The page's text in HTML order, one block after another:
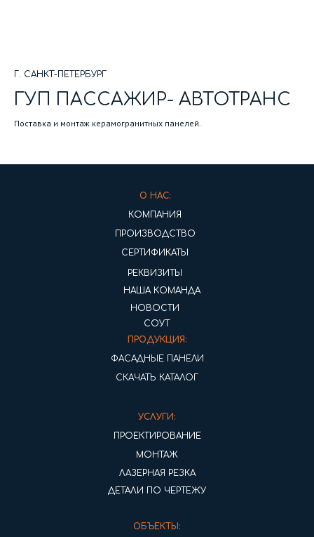
Г. САНКТ-ПЕТЕРБУРГ
ГУП ПАССАЖИР- АВТОТРАНС
Поставка и монтаж керамогранитных панелей.
ОБЪЕКТЫ:
ПРОДУКЦИЯ:
ФАСАДНЫЕ ПАНЕЛИ
СКАЧАТЬ КАТАЛОГ
УСЛУГИ:
ПРОЕКТИРОВАНИЕ
МОНТАЖ
ЛАЗЕРНАЯ РЕЗКА
ДЕТАЛИ ПО ЧЕРТЕЖУ
О НАС:
КОМПАНИЯ
ПРОИЗВОДСТВО
СЕРТИФИКАТЫ
РЕКВИЗИТЫ
НОВОСТИ
СОУТ
НАША КОМАНДА